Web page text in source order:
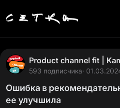
Product channel fit |
593 подписчика·
Ошибка в
ее улучшила